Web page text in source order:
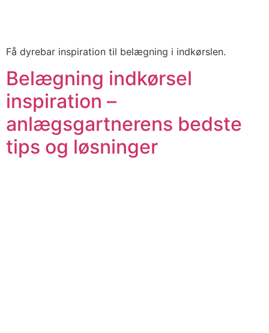
Få dyrebar inspiration til belægning i indkørslen.
Belægning indkørsel
inspiration –
anlægsgartnerens bedste
tips og løsninger